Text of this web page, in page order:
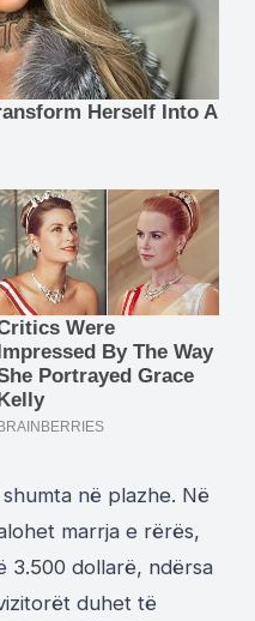
në plazhe. Në
marrja e rërës,
3.500 dollarë, ndërsa
duhet të